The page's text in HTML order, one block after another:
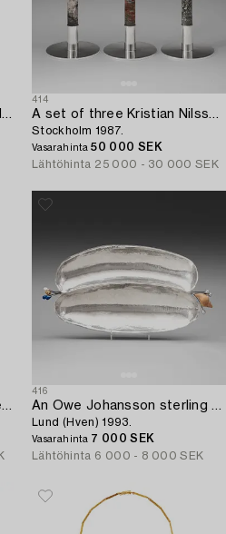
A Karl Heinz Sauer sterling dish,
414
A set of three Kristian Nilsson sterling candlesticks,
Stockholm 1987.
Vasarahinta50 000 SEK
Lähtöhinta 25 000 - 30 000 SEK
A Nils Nisbel sterling chandelier for seven candles,
416
An Owe Johansson sterling bowl,
Lund (Hven) 1993.
Vasarahinta 7 000 SEK
Lähtöhinta 6 000 - 8 000 SEK